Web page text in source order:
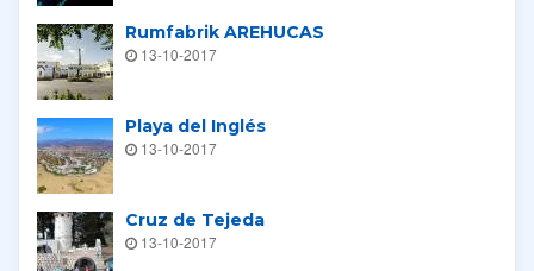
Rumfabrik AREHUCAS
13-10-2017
Playa del Inglés
13-10-2017
Cruz de Tejeda
13-10-2017